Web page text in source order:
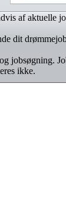
af aktuelle
dit
jobsøgning.
ikke.